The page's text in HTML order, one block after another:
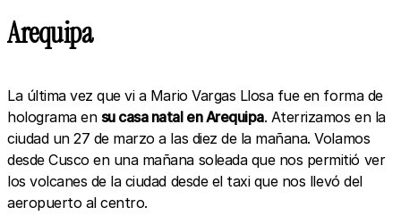
Arequipa
La última vez que vi a Mario Vargas Llosa fue en forma de
holograma en su casa natal en Arequipa. Aterrizamos en la
ciudad un 27 de marzo a las diez de la mañana. Volamos
desde Cusco en una mañana soleada que nos permitió ver
los volcanes de la ciudad desde el taxi que nos llevó del
aeropuerto al centro.